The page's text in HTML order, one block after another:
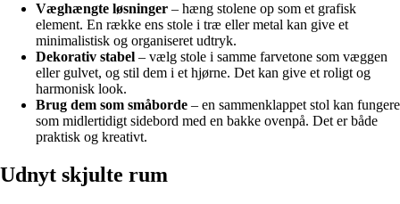
Væghængte løsninger – hæng stolene op som et grafisk
element. En række ens stole i træ eller metal kan give et
minimalistisk og organiseret udtryk.
Dekorativ stabel – vælg stole i samme farvetone som væggen
eller gulvet, og stil dem i et hjørne. Det kan give et roligt og
harmonisk look.
Brug dem som småborde – en sammenklappet stol kan fungere
som midlertidigt sidebord med en bakke ovenpå. Det er både
praktisk og kreativt.
Udnyt skjulte rum